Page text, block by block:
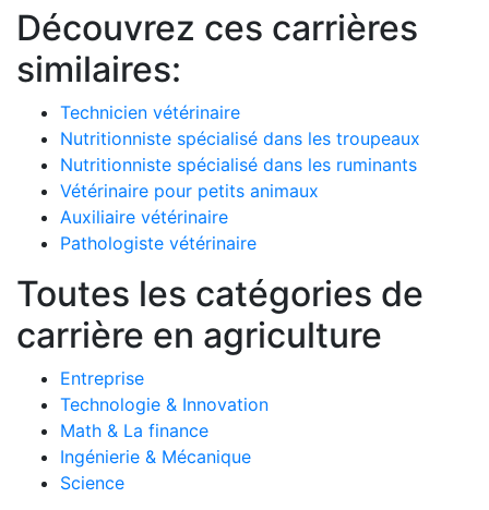
Découvrez ces carrières
similaires:
Technicien vétérinaire
Nutritionniste spécialisé dans les troupeaux
Nutritionniste spécialisé dans les ruminants
Vétérinaire pour petits animaux
Auxiliaire vétérinaire
Pathologiste vétérinaire
Toutes les catégories de
carrière en agriculture
Entreprise
Technologie & Innovation
Math & La finance
Ingénierie & Mécanique
Science